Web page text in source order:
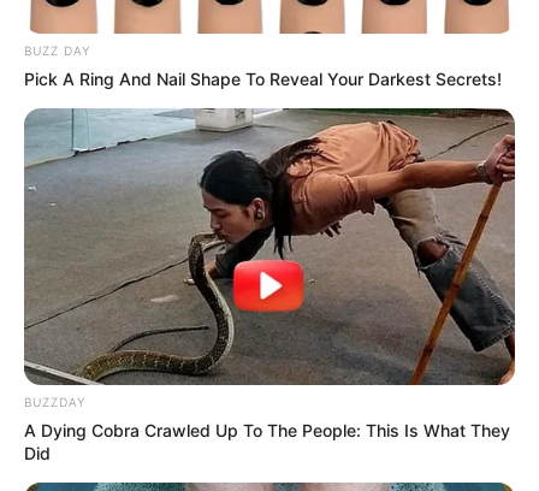
BUZZ DAY
Pick A Ring And Nail Shape To Reveal Your Darkest Secrets!
BUZZDAY
A Dying Cobra Crawled Up To The People: This Is What They
Did